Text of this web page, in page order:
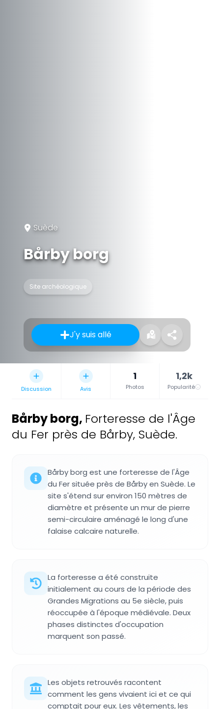
Suède
Bårby borg
Site archéologique
J'y suis allé
Discussion Avis
1
Photos
1,2k
Popularité
Bårby borg, Forteresse de l'Âge
du Fer près de Bårby, Suède.
Bårby borg est une forteresse de l'Âge
du Fer située près de Bårby en Suède. Le
site s'étend sur environ 150 mètres de
diamètre et présente un mur de pierre
semi-circulaire aménagé le long d'une
falaise calcaire naturelle.
La forteresse a été construite
initialement au cours de la période des
Grandes Migrations au 5e siècle, puis
réoccupée à l'époque médiévale. Deux
phases distinctes d'occupation
marquent son passé.
Les objets retrouvés racontent
comment les gens vivaient ici et ce qui
comptait pour eux. Les vêtements, les